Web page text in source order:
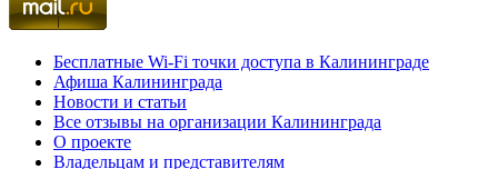
Бесплатные Wi-Fi точки доступа в Калининграде
Афиша Калининграда
Новости и статьи
Все отзывы на организации Калининграда
О проекте
Владельцам и представителям